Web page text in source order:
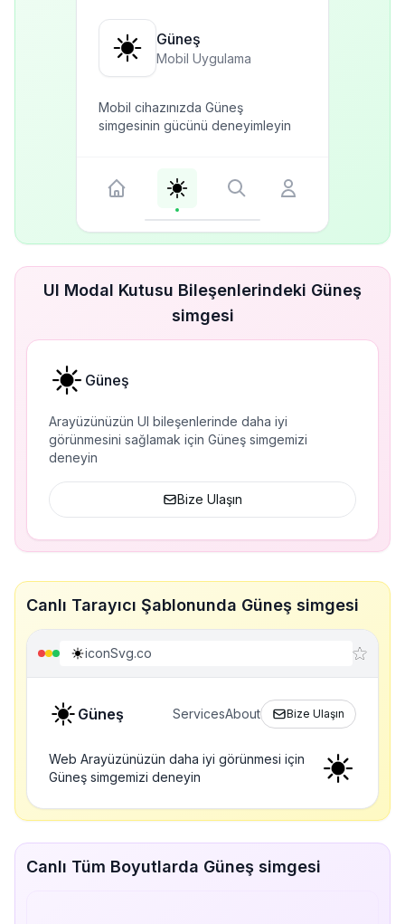
Güneş
Mobil Uygulama
Mobil cihazınızda Güneş
simgesinin gücünü deneyimleyin
UI Modal Kutusu Bileşenlerindeki Güneş
simgesi
Güneş
Arayüzünüzün UI bileşenlerinde daha iyi
görünmesini sağlamak için Güneş simgemizi
deneyin
Bize Ulaşın
Canlı Tarayıcı Şablonunda Güneş simgesi
iconSvg.co
Güneş ServicesAbout Bize Ulaşın
Web Arayüzünüzün daha iyi görünmesi için
Güneş simgemizi deneyin
Canlı Tüm Boyutlarda Güneş simgesi